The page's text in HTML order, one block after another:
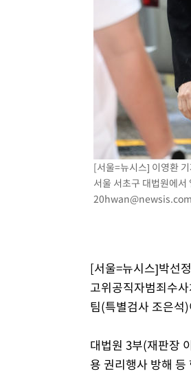
[서울=뉴시스] 이영환
서울 서초구 대법원에
20hwan@newsis.com
[서울=뉴시스]박선
고위공직자범죄수
팀(특별검사 조은석
대법원 3부(재판장
용 권리행사 방해